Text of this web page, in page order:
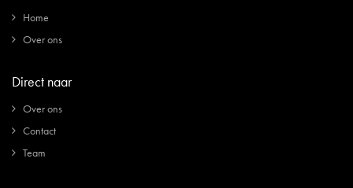
Home
Over ons
Direct naar
Over ons
Contact
Team